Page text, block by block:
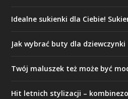
Idealne sukienki dla Ciebie!
Jak wybrać buty dla
Twój maluszek też może być
Hit letnich stylizacji –